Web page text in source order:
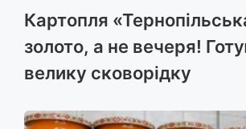
Картопля
золото, а не вечеря!
велику сковорідку